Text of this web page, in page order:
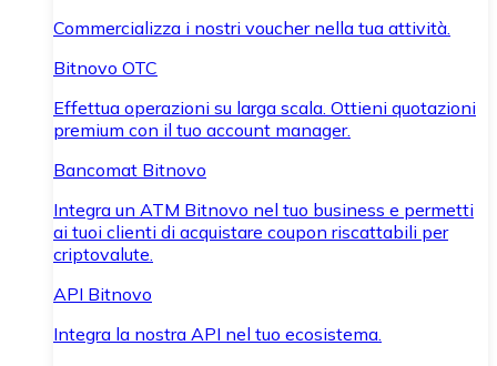
Commercializza i nostri voucher nella tua attività.
Bitnovo OTC
Effettua operazioni su larga scala. Ottieni quotazioni
premium con il tuo account manager.
Bancomat Bitnovo
Integra un ATM Bitnovo nel tuo business e permetti
ai tuoi clienti di acquistare coupon riscattabili per
criptovalute.
API Bitnovo
Integra la nostra API nel tuo ecosistema.